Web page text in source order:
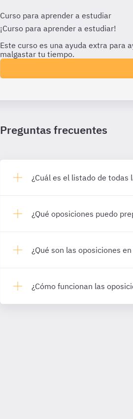
Curso para aprender a estudiar
¡Curso para aprender a estudiar!
Este curso es una ayuda extra para
malgastar tu tiempo.
Preguntas frecuentes
¿Cuál es el listado de todas
¿Qué oposiciones puedo
¿Qué son las oposiciones en
¿Cómo funcionan las